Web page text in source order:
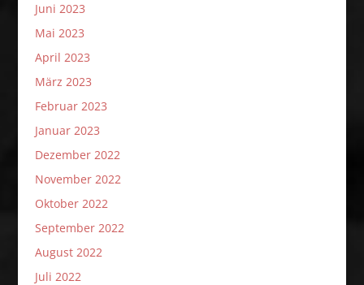
Juni 2023
Mai 2023
April 2023
März 2023
Februar 2023
Januar 2023
Dezember 2022
November 2022
Oktober 2022
September 2022
August 2022
Juli 2022